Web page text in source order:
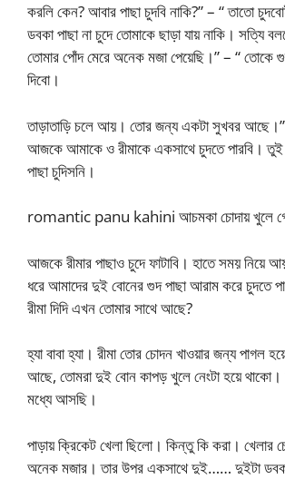
করলি কেন? আবার পাছা চুদবি নাকি?” – “ তাতো
ডবকা পাছা না চুদে তোমাকে ছাড়া যায় নাকি। সত্যি
তোমার পোঁদ মেরে অনেক মজা পেয়েছি।” – “ তোকে
দিবো।
তাড়াতাড়ি চলে আয়। তোর জন্য একটা সুখবর
আজকে আমাকে ও রীমাকে একসাথে চুদতে পারবি।
পাছা চুদিসনি।
romantic panu kahini আচমকা চোদায় খুলে
আজকে রীমার পাছাও চুদে ফাটাবি। হাতে সময় নিয়ে
ধরে আমাদের দুই বোনের গুদ পাছা আরাম করে চুদতে
রীমা দিদি এখন তোমার সাথে আছে?
হ্যা বাবা হ্যা। রীমা তোর চোদন খাওয়ার জন্য পাগল
আছে, তোমরা দুই বোন কাপড় খুলে নেংটা হয়ে থাকো।
মধ্যে আসছি।
পাড়ায় ক্রিকেট খেলা ছিলো। কিন্তু কি করা। খেলার
অনেক মজার। তার উপর একসাথে দুই…… দুইটা